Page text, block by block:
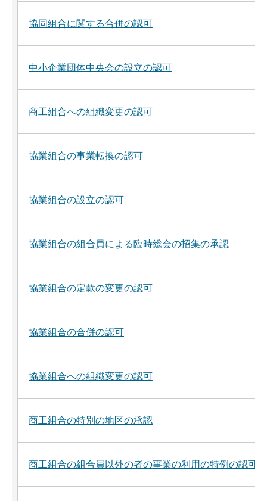
協同組合に関する合併の認可
中小企業団体中央会の設立の認可
商工組合への組織変更の認可
協業組合の事業転換の認可
協業組合の設立の認可
協業組合の組合員による臨時総会の招集の承認
協業組合の定款の変更の認可
協業組合の合併の認可
協業組合への組織変更の認可
商工組合の特別の地区の承認
商工組合の組合員以外の者の事業の利用の特例の認可